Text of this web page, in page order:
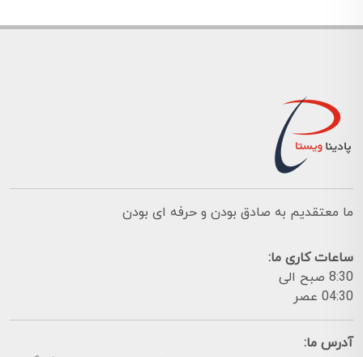
ما معتقدیم به صادق بودن و حرفه ای بودن
ساعات کاری ما:
8:30 صبح الی
04:30 عصر
آدرس ما: